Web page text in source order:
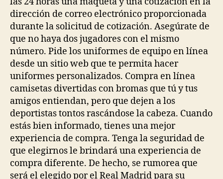
dirección de correo electrónico proporcionada
durante la solicitud de cotización. Asegúrate de
que no haya dos jugadores con el mismo
número. Pide los uniformes de equipo en línea
desde un sitio web que te permita hacer
uniformes personalizados. Compra en línea
camisetas divertidas con bromas que tú y tus
amigos entiendan, pero que dejen a los
deportistas tontos rascándose la cabeza. Cuando
estás bien informado, tienes una mejor
experiencia de compra. Tenga la seguridad de
que elegirnos le brindará una experiencia de
compra diferente. De hecho, se rumorea que
será el elegido por el Real Madrid para su